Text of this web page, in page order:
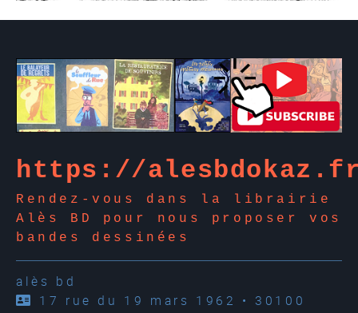
https://
Rendez-vous dans la librairie
Alès BD pour nous proposer vos
bandes dessinées
alès bd
17 rue du 19 mars 1962 • 30100